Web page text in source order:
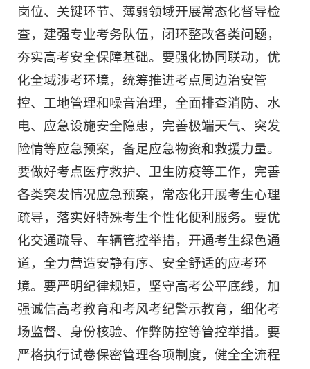
岗位、关键环节、薄弱领域开展常态化督导检
查，建强专业考务队伍，闭环整改各类问题，
夯实高考安全保障基础。要强化协同联动，优
化全域涉考环境，统筹推进考点周边治安管
控、工地管理和噪音治理，全面排查消防、水
电、应急设施安全隐患，完善极端天气、突发
险情等应急预案，备足应急物资和救援力量。
要做好考点医疗救护、卫生防疫等工作，完善
各类突发情况应急预案，常态化开展考生心理
疏导，落实好特殊考生个性化便利服务。要优
化交通疏导、车辆管控举措，开通考生绿色通
道，全力营造安静有序、安全舒适的应考环
境。要严明纪律规矩，坚守高考公平底线，加
强诚信高考教育和考风考纪警示教育，细化考
场监督、身份核验、作弊防控等管控举措。要
严格执行试卷保密管理各项制度，健全全流程